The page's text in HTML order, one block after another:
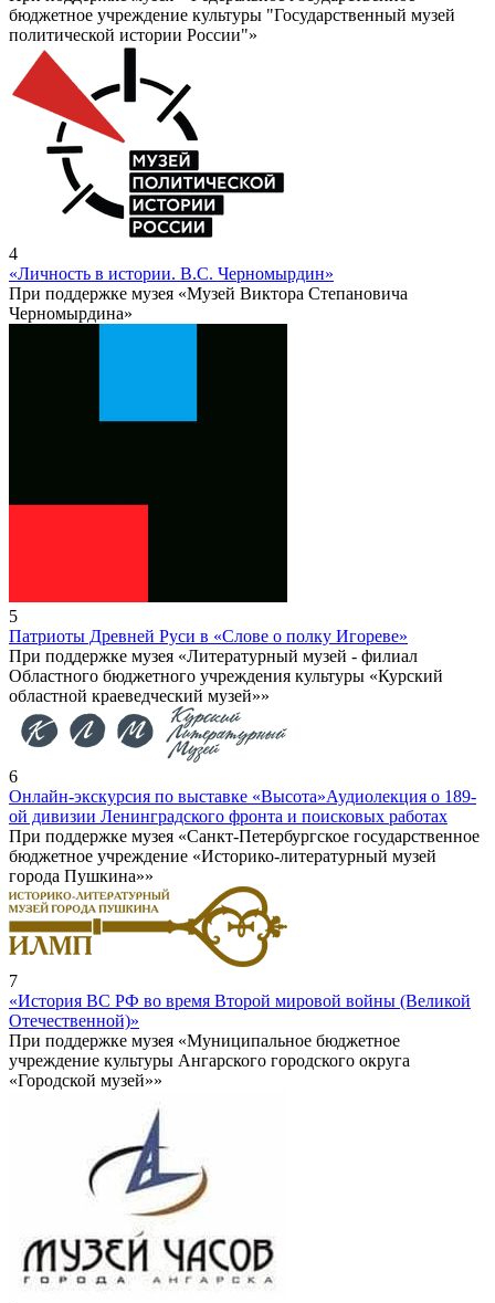
бюджетное учреждение культуры "Государственный музей
политической истории России"»
4
«Личность в истории. В.С. Черномырдин»
При поддержке музея «Музей Виктора Степановича
Черномырдина»
5
Патриоты Древней Руси в «Слове о полку Игореве»
При поддержке музея «Литературный музей - филиал
Областного бюджетного учреждения культуры «Курский
областной краеведческий музей»»
6
Онлайн-экскурсия по выставке «Высота»Аудиолекция о 189-
ой дивизии Ленинградского фронта и поисковых работах
При поддержке музея «Санкт-Петербургское государственное
бюджетное учреждение «Историко-литературный музей
города Пушкина»»
7
«История ВС РФ во время Второй мировой войны (Великой
Отечественной)»
При поддержке музея «Муниципальное бюджетное
учреждение культуры Ангарского городского округа
«Городской музей»»